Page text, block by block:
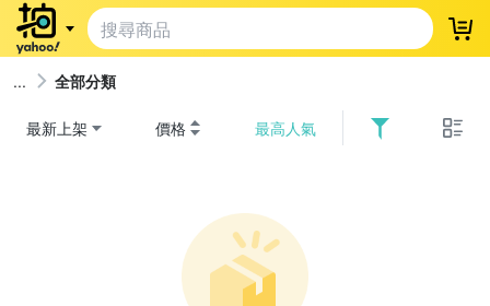
登
全部分類
最新上架 價格 最高人氣